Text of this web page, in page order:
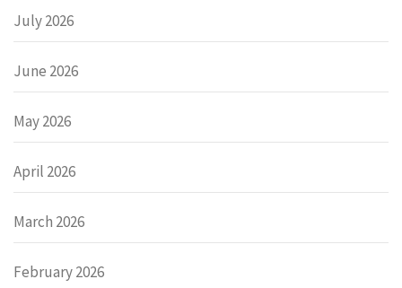
July 2026
June 2026
May 2026
April 2026
March 2026
February 2026